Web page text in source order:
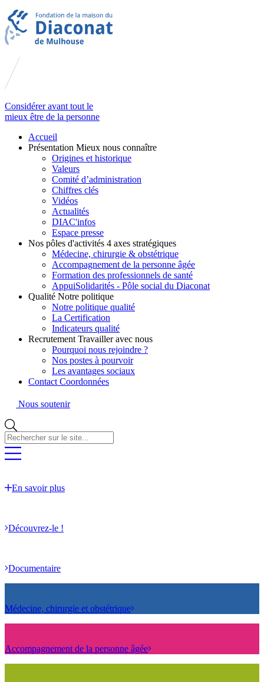
Considérer avant tout le
mieux être de la personne
Accueil
Présentation Mieux nous connaître
Origines et historique
Valeurs
Comité d’administration
Chiffres clés
Vidéos
Actualités
DIAC'infos
Espace presse
Nos pôles d'activités 4 axes stratégiques
Médecine, chirurgie & obstétrique
Accompagnement de la personne âgée
Formation des professionnels de santé
AppuiSolidarités - Pôle social du Diaconat
Qualité Notre politique
Notre politique qualité
La Certification
Indicateurs qualité
Recrutement Travailler avec nous
Pourquoi nous rejoindre ?
Nos postes à pourvoir
Les avantages sociaux
Contact Coordonnées
Nous soutenir
Rechercher
sur
le
En savoir plus
Découvrez-le !
Documentaire
Médecine, chirurgie et obstétrique
Accompagnement de la personne âgée